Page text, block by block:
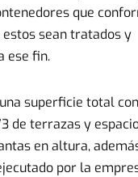
que
sean tratados y
ese fin.
superficie total
de terrazas y
en altura,
por la